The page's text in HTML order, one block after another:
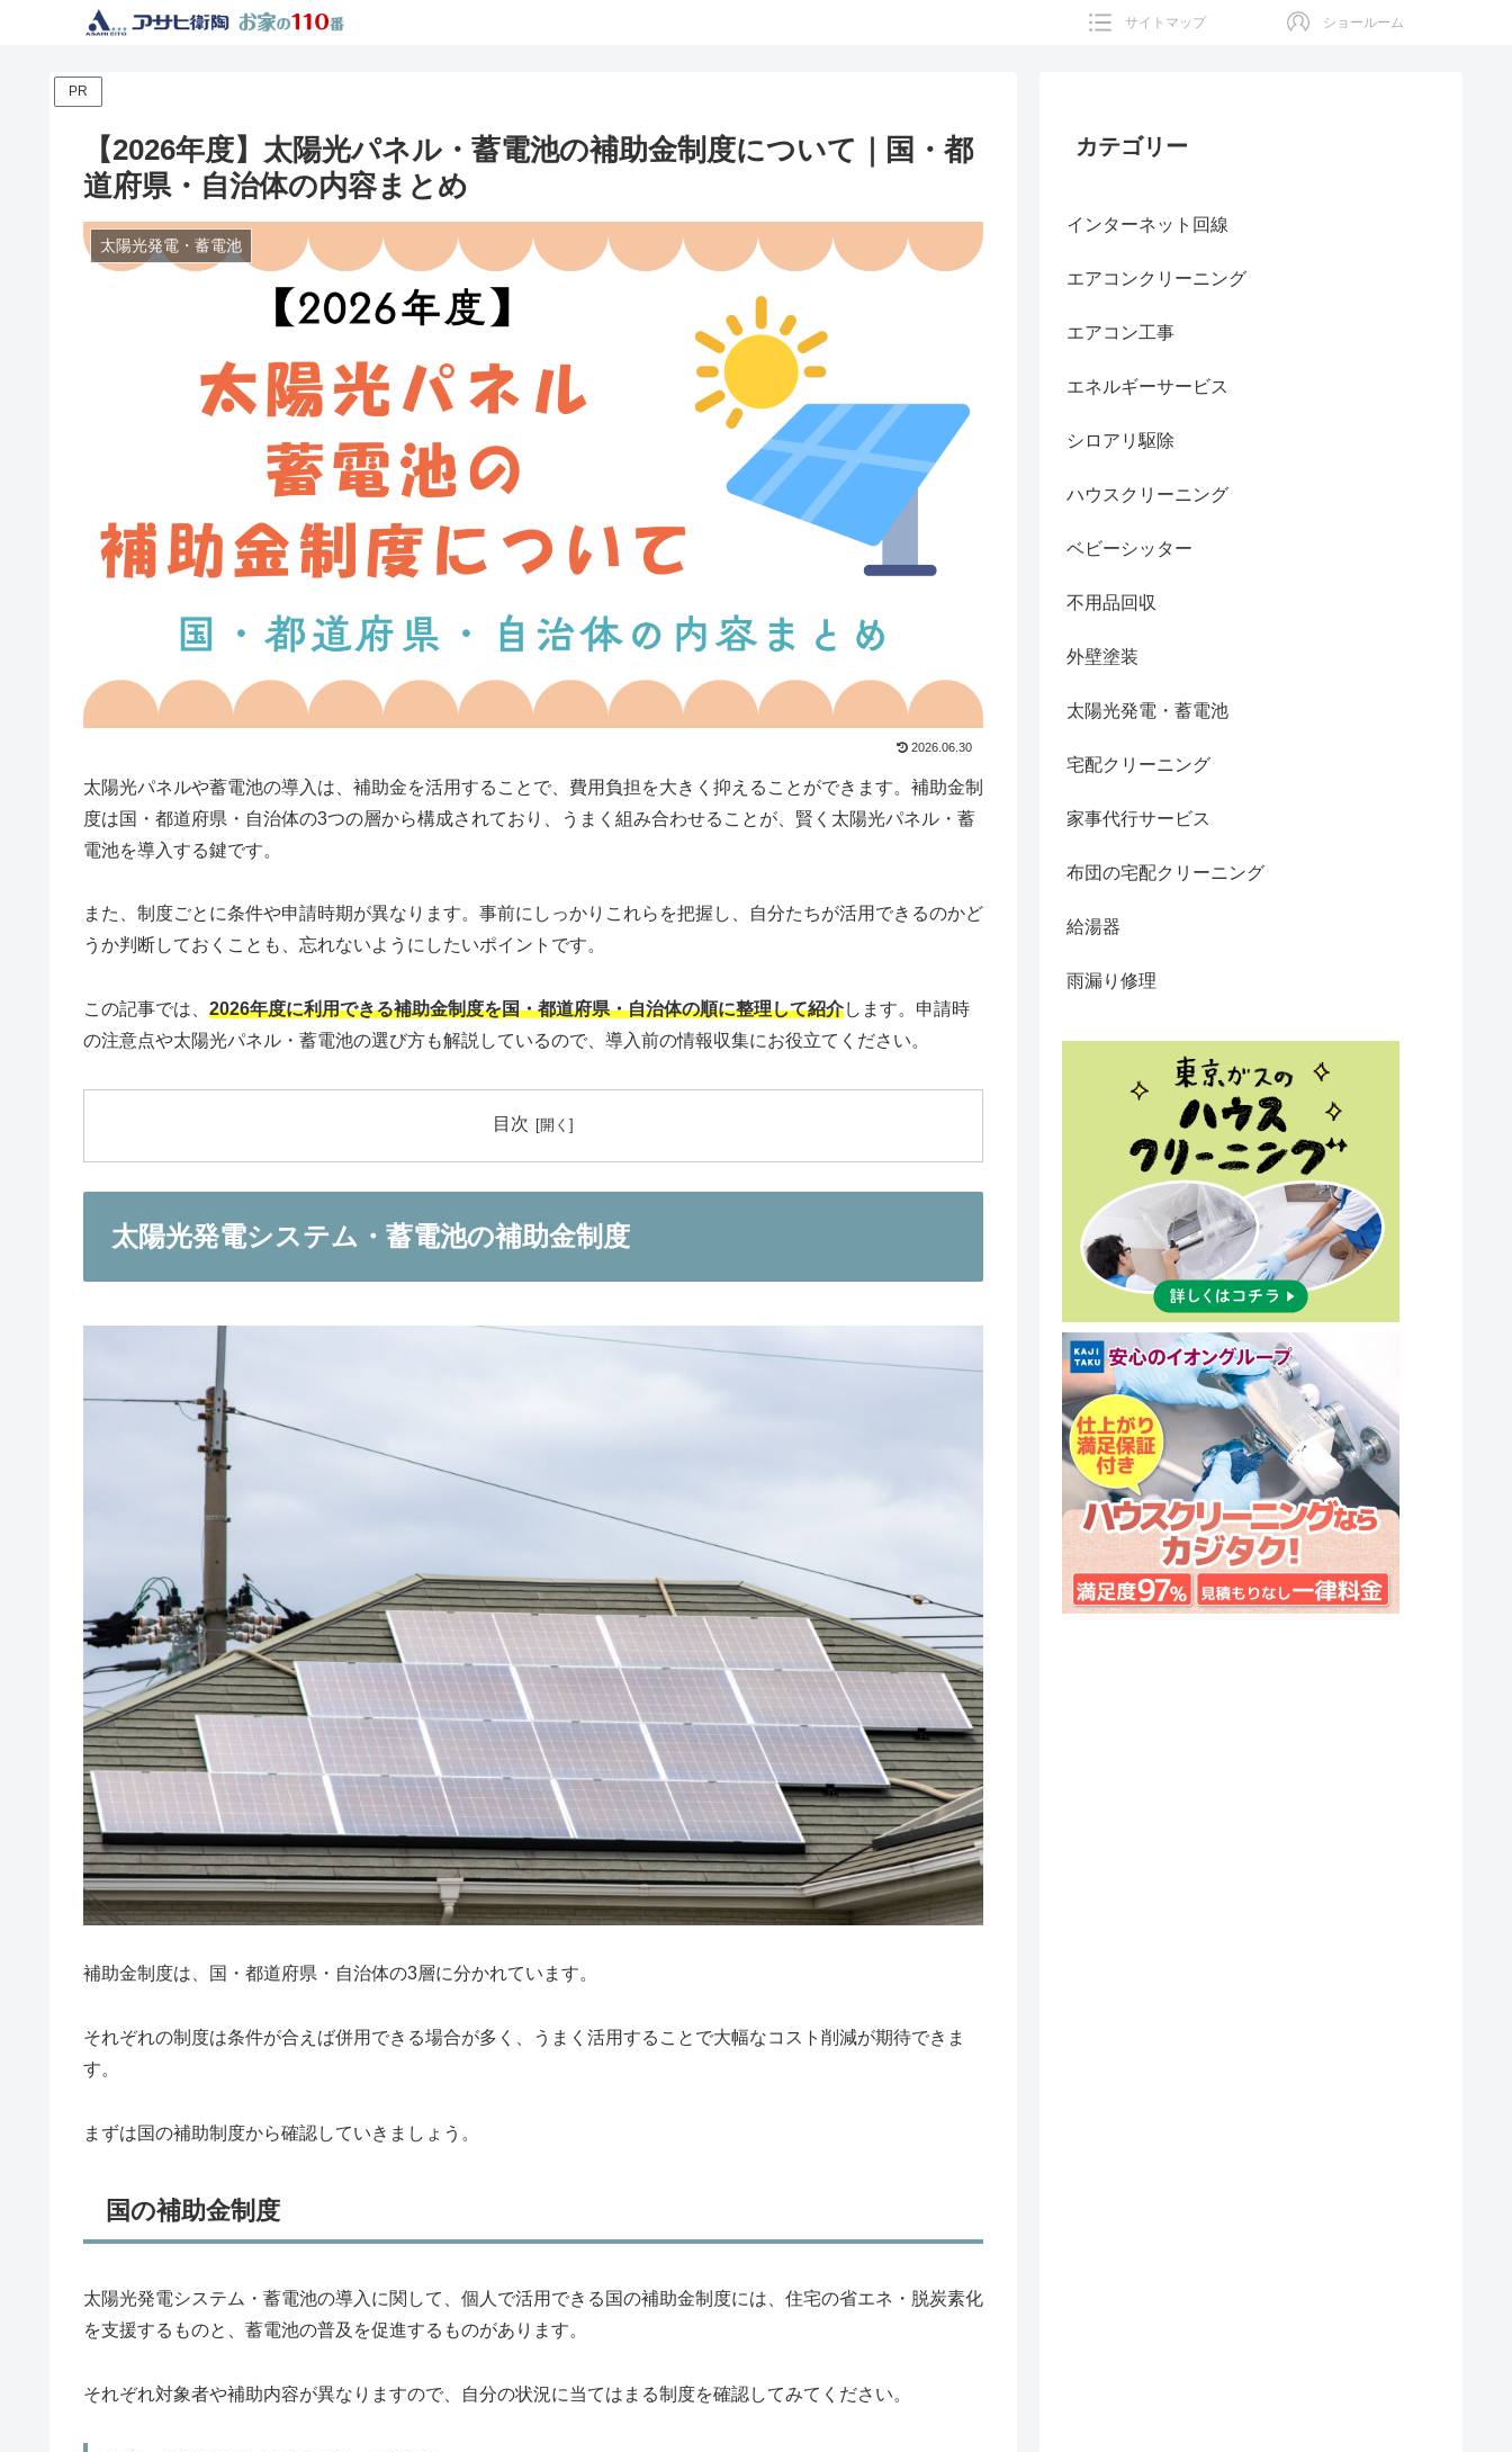
サイトマップ ショールーム
PR
【2026年度】太陽光パネル・蓄電池の補助金制度について｜国・都
道府県・自治体の内容まとめ
太陽光発電・蓄電池
2026.06.30
太陽光パネルや蓄電池の導入は、補助金を活用することで、費用負担を大きく抑えることができます。補助金制
度は国・都道府県・自治体の3つの層から構成されており、うまく組み合わせることが、賢く太陽光パネル・蓄
電池を導入する鍵です。
また、制度ごとに条件や申請時期が異なります。事前にしっかりこれらを把握し、自分たちが活用できるのかど
うか判断しておくことも、忘れないようにしたいポイントです。
この記事では、 2026年度に利用できる補助金制度を国・都道府県・自治体の順に整理して紹介します。申請時
の注意点や太陽光パネル・蓄電池の選び方も解説しているので、導入前の情報収集にお役立てください。
目次
太陽光発電システム・蓄電池の補助金制度
補助金制度は、国・都道府県・自治体の3層に分かれています。
それぞれの制度は条件が合えば併用できる場合が多く、うまく活用することで大幅なコスト削減が期待できま
す。
まずは国の補助制度から確認していきましょう。
国の補助金制度
太陽光発電システム・蓄電池の導入に関して、個人で活用できる国の補助金制度には、住宅の省エネ・脱炭素化
を支援するものと、蓄電池の普及を促進するものがあります。
それぞれ対象者や補助内容が異なりますので、自分の状況に当てはまる制度を確認してみてください。
カテゴリー
インターネット回線
エアコンクリーニング
エアコン工事
エネルギーサービス
シロアリ駆除
ハウスクリーニング
ベビーシッター
不用品回収
外壁塗装
太陽光発電・蓄電池
宅配クリーニング
家事代行サービス
布団の宅配クリーニング
給湯器
雨漏り修理